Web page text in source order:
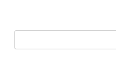
nach: